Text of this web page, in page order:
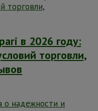
в 2026 году:
торговли,